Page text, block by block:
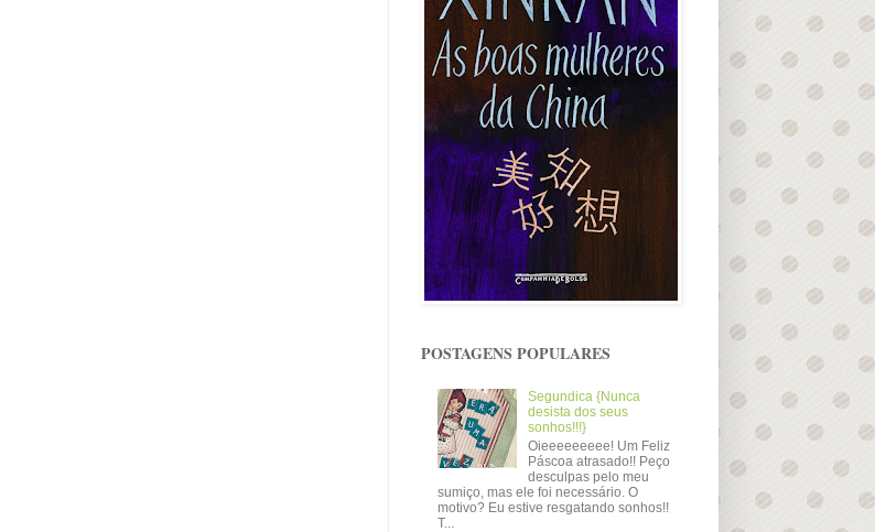
POSTAGENS POPULARES
Segundica {Nunca
desista dos seus
sonhos!!!}
Oieeeeeeeee! Um Feliz
Páscoa atrasado!! Peço
desculpas pelo meu
sumiço, mas ele foi necessário. O
motivo? Eu estive resgatando sonhos!!
T...